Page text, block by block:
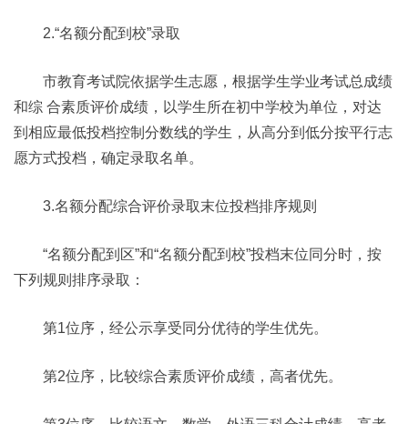
2.“名额分配到校”录取
市教育考试院依据学生志愿，根据学生学业考试总成绩
和综 合素质评价成绩，以学生所在初中学校为单位，对达
到相应最低投档控制分数线的学生，从高分到低分按平行志
愿方式投档，确定录取名单。
3.名额分配综合评价录取末位投档排序规则
“名额分配到区”和“名额分配到校”投档末位同分时，按
下列规则排序录取：
第1位序，经公示享受同分优待的学生优先。
第2位序，比较综合素质评价成绩，高者优先。